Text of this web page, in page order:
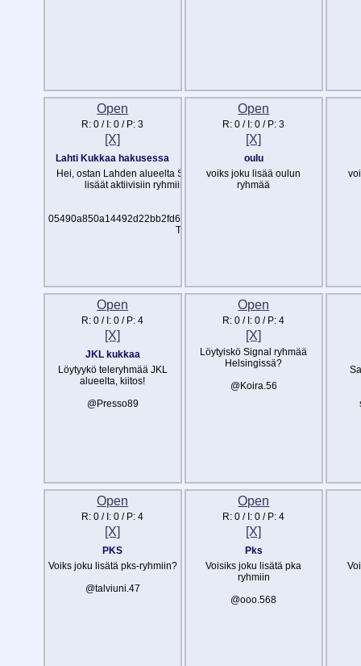
Open
R:0 / I:0 / P:3
[X]
Lahti Kukkaa hakusessa
Hei, ostan Lahden alueelta Sativaa. Etsin myös lahden ryhmiä ja
lisäät aktiivisiin ryhmiin laitan mobilepay 5€ vaivanpalkkaa:)
Telegram: @ffairweather
Open
R:0 / I:0 / P:3
[X]
oulu
voiks joku lisää oulun
ryhmää
Open
R:0 / I:0 / P:4
[X]
JKL kukkaa
Löytyykö teleryhmää JKL
alueelta, kiitos!
@Presso89
Open
R:0 / I:0 / P:4
[X]
Löytyiskö Signal ryhmää
Helsingissä?
@Koira.56
Open
R:0 / I:0 / P:4
[X]
PKS
Voiks joku lisätä pks-ryhmiin?
@talviuni.47
Open
R:0 / I:0 / P:4
[X]
Pks
Voisiks joku lisätä pka
ryhmiin
@ooo.568